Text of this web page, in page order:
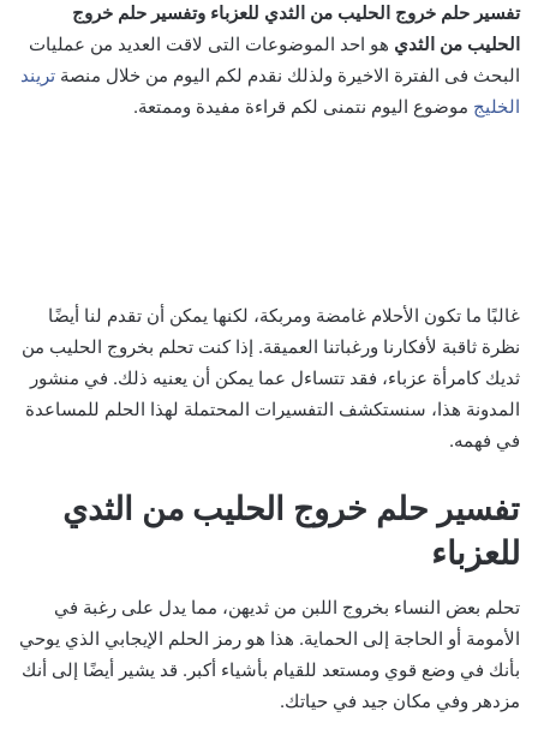
تفسير حلم خروج الحليب من الثدي للعزباء وتفسير حلم خروج
الحليب من الثدي هو احد الموضوعات التى لاقت العديد من عمليات
البحث فى الفترة الاخيرة ولذلك نقدم لكم اليوم من خلال منصة تريند
الخليج موضوع اليوم نتمنى لكم قراءة مفيدة وممتعة.
غالبًا ما تكون الأحلام غامضة ومربكة، لكنها يمكن أن تقدم لنا أيضًا
نظرة ثاقبة لأفكارنا ورغباتنا العميقة. إذا كنت تحلم بخروج الحليب من
ثديك كامرأة عزباء، فقد تتساءل عما يمكن أن يعنيه ذلك. في منشور
المدونة هذا، سنستكشف التفسيرات المحتملة لهذا الحلم للمساعدة
في فهمه.
تفسير حلم خروج الحليب من الثدي
للعزباء
تحلم بعض النساء بخروج اللبن من ثديهن، مما يدل على رغبة في
الأمومة أو الحاجة إلى الحماية. هذا هو رمز الحلم الإيجابي الذي يوحي
بأنك في وضع قوي ومستعد للقيام بأشياء أكبر. قد يشير أيضًا إلى أنك
مزدهر وفي مكان جيد في حياتك.